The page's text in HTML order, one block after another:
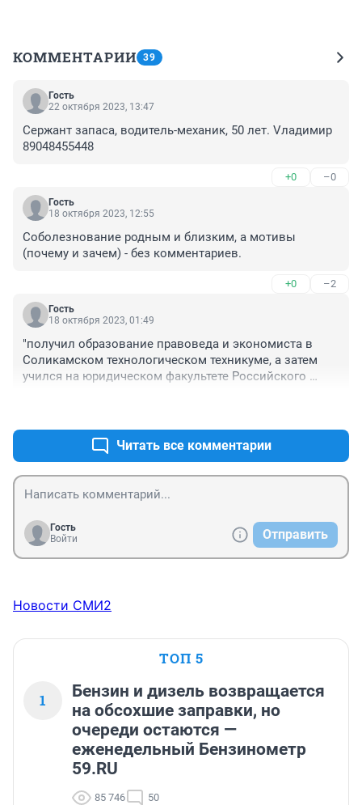
КОММЕНТАРИИ 39
Гость
22 октября 2023, 13:47
Сержант запаса, водитель-механик, 50 лет. Vладимир
89048455448
+0 –0
Гость
18 октября 2023, 12:55
Соболезнование родным и близким, а мотивы
(почему и зачем) - без комментариев.
+0 –2
Гость
18 октября 2023, 01:49
"получил образование правоведа и экономиста в
Соликамском технологическом техникуме, а затем
учился на юридическом факультете Российского
строительных и монтажных работ."
Однако, каких экономистов и юристов готовят. Они и
нженеры, и строители, и ученые физики, и ...
Читать все комментарии
Гость
Войти
Отправить
Новости СМИ2
ТОП 5
1
Бензин и дизель возвращается
на обсохшие заправки, но
очереди остаются —
еженедельный Бензинометр
59.RU
85 746 50